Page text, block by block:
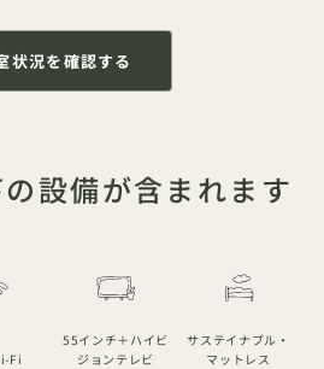
状況を確認する
設備が含まれます
Fi
55インチ＋ハイビ
ジョンテレビ
サステイナブル・
マットレス